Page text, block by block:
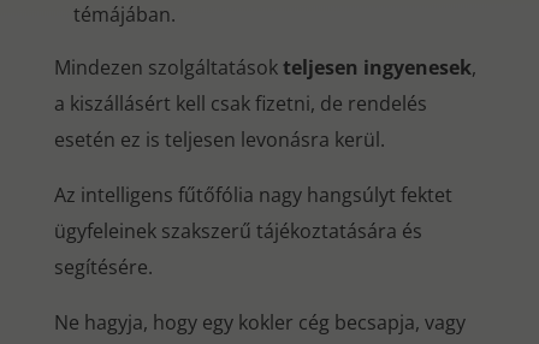
témájában.
Mindezen szolgáltatásokteljesen ingyenesek,
a kiszállásért kell csak fizetni, de rendelés
esetén ez is teljesen levonásra kerül.
Az intelligens fűtőfólia nagy hangsúlyt fektet
ügyfeleinek szakszerű tájékoztatására és
segítésére.
Ne hagyja, hogy egy kokler cég becsapja, vagy